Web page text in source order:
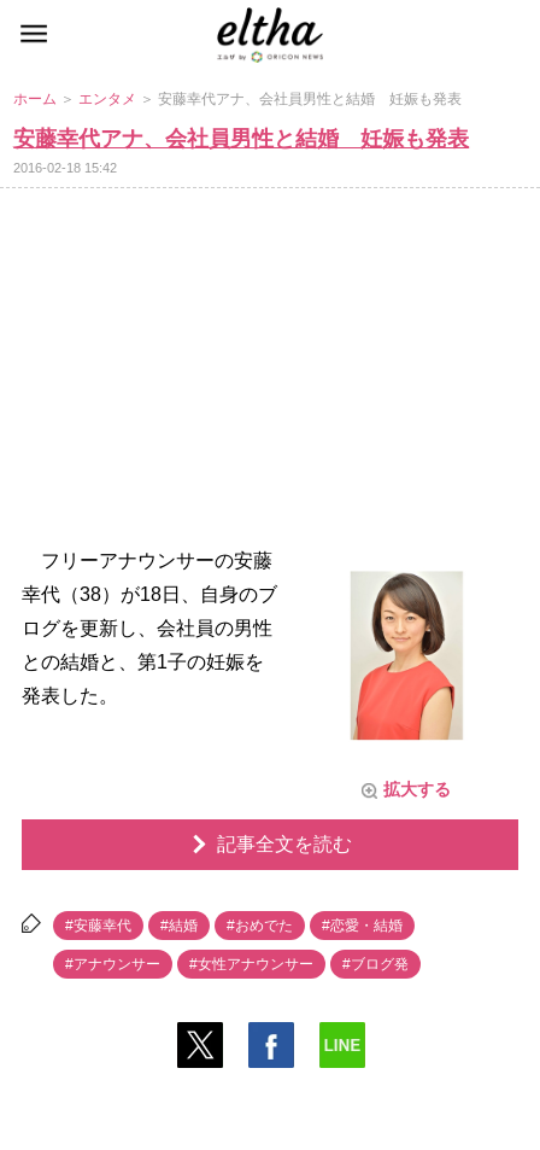
ホーム ＞ エンタメ ＞ 安藤幸代アナ、会社員男性と結婚 妊娠も発表
安藤幸代アナ、会社員男性と結婚 妊娠も発表
2016-02-18 15:42
拡大する
フリーアナウンサーの安藤
幸代（38）が18日、自身のブ
ログを更新し、会社員の男性
との結婚と、第1子の妊娠を
発表した。
記事全文を読む
#安藤幸代 #結婚 #おめでた #恋愛・結婚
#アナウンサー #女性アナウンサー #ブログ発